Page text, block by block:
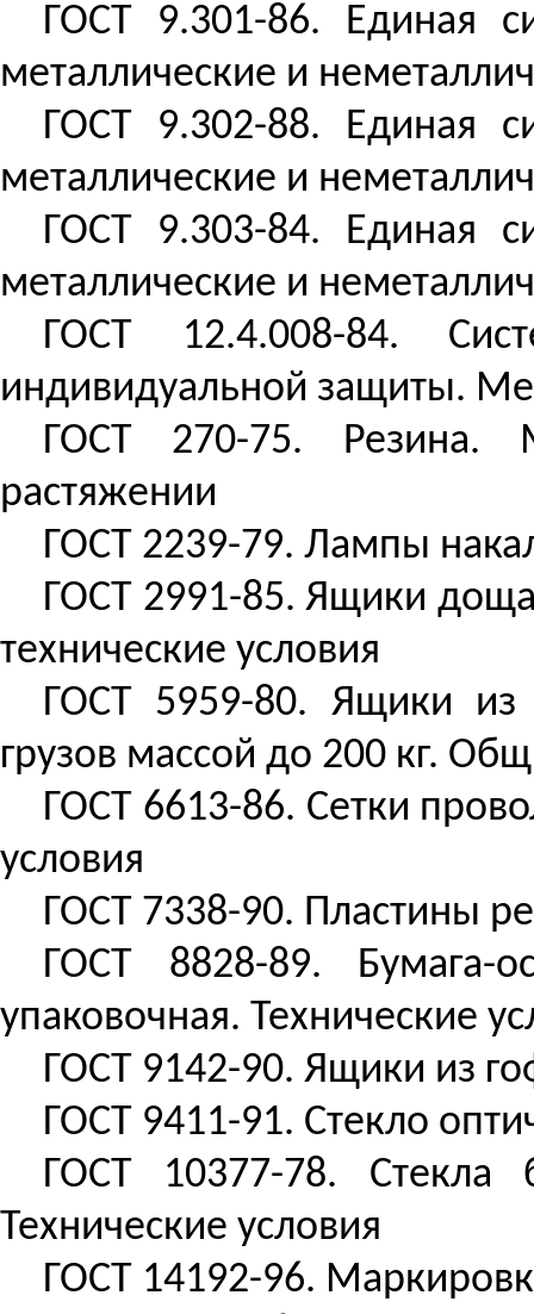
ГОСТ 9.301-86. Единая
металлические и
ГОСТ 9.302-88. Единая
металлические и
ГОСТ 9.303-84. Единая
металлические и
ГОСТ 12.4.008-84.
индивидуальной защиты.
ГОСТ 270-75. Резина.
растяжении
ГОСТ 2239-79. Лампы
ГОСТ 2991-85. Ящики
технические условия
ГОСТ 5959-80. Ящики из
грузов массой до 200 кг.
ГОСТ 6613-86. Сетки
условия
ГОСТ 7338-90. Пластины
ГОСТ 8828-89. Бумага-
упаковочная. Технические
ГОСТ 9142-90. Ящики из
ГОСТ 9411-91. Стекло
ГОСТ 10377-78. Стекла
Технические условия
ГОСТ 14192-96.